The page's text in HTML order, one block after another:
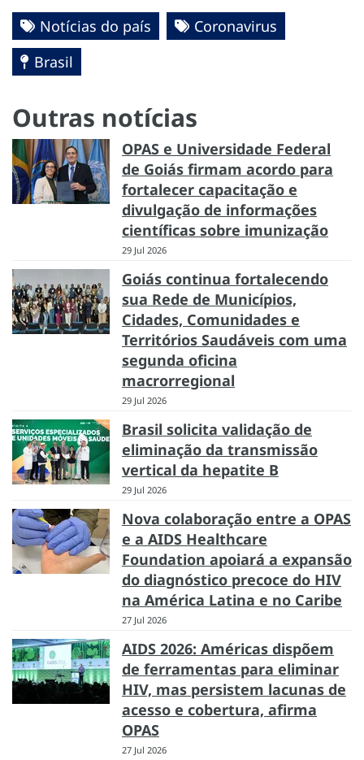
Notícias do país
Coronavirus
Brasil
Outras notícias
OPAS e Universidade Federal
de Goiás firmam acordo para
fortalecer capacitação e
divulgação de informações
científicas sobre imunização
29 Jul 2026
Goiás continua fortalecendo
sua Rede de Municípios,
Cidades, Comunidades e
Territórios Saudáveis com uma
segunda oficina
macrorregional
29 Jul 2026
Brasil solicita validação de
eliminação da transmissão
vertical da hepatite B
29 Jul 2026
Nova colaboração entre a OPAS
e a AIDS Healthcare
Foundation apoiará a expansão
do diagnóstico precoce do HIV
na América Latina e no Caribe
27 Jul 2026
AIDS 2026: Américas dispõem
de ferramentas para eliminar
HIV, mas persistem lacunas de
acesso e cobertura, afirma
OPAS
27 Jul 2026